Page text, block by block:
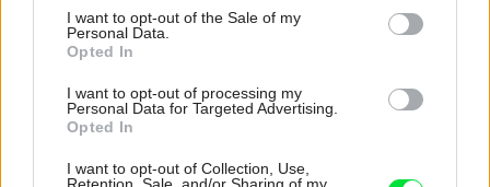
consent section.
I want to opt-out of the Sale of my
Personal Data.
Opted In
I want to opt-out of processing my
Personal Data for Targeted Advertising.
Opted In
I want to opt-out of Collection, Use,
Retention, Sale, and/or Sharing of my
Viac fotografií nájdete pod článkom
Exteriér
Trojpodlažná historická budova ani po premene nepôsobí